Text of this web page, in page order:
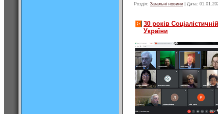
Розділ: Загальні новини | Дата:
30 років
України